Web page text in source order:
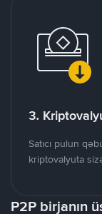
3.
Satıcı pulun
kriptovalyuta
P2P birjanın